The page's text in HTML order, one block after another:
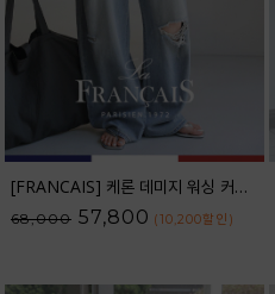
[FRANCAIS] 케론 데미지 워싱 커브라인 와이드 데님팬츠_F6H479DP
68,000 57,800 (10,200할인 )